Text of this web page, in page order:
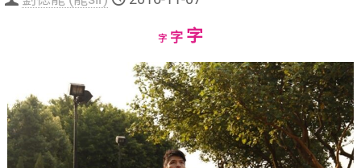
字Decrease
size.
字Reset
size.
字Increase
size.